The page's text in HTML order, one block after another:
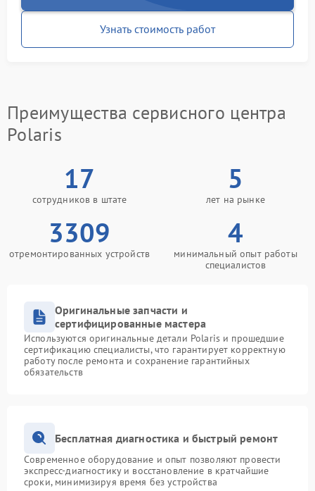
Узнать стоимость работ
Преимущества сервисного центра
Polaris
17
сотрудников в штате
5
лет на рынке
3309
отремонтированных устройств
4
минимальный опыт работы
специалистов
Оригинальные запчасти и
сертифицированные мастера
Используются оригинальные детали Polaris и прошедшие
сертификацию специалисты, что гарантирует корректную
работу после ремонта и сохранение гарантийных
обязательств
Бесплатная диагностика и быстрый ремонт
Современное оборудование и опыт позволяют провести
экспресс-диагностику и восстановление в кратчайшие
сроки, минимизируя время без устройства